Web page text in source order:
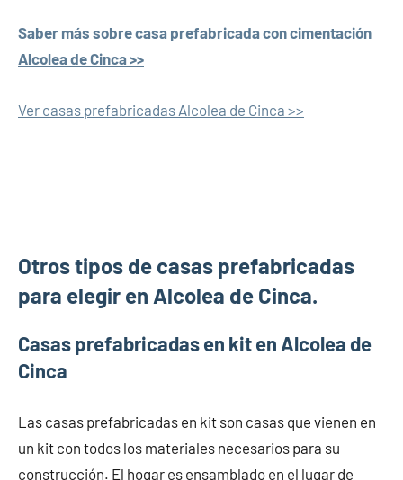
Saber más sobre casa prefabricada con cimentación
Alcolea de Cinca >>
Ver casas prefabricadas Alcolea de Cinca >>
Otros tipos de casas prefabricadas
para elegir en Alcolea de Cinca.
Casas prefabricadas en kit en Alcolea de
Cinca
Las casas prefabricadas en kit son casas que vienen en
un kit con todos los materiales necesarios para su
construcción. El hogar es ensamblado en el lugar de